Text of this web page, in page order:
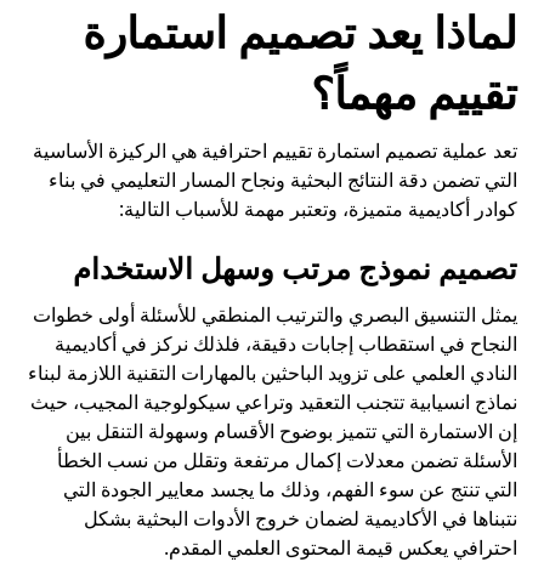
لماذا يعد تصميم استمارة
تقييم مهماً؟
تعد عملية تصميم استمارة تقييم احترافية هي الركيزة الأساسية
التي تضمن دقة النتائج البحثية ونجاح المسار التعليمي في بناء
كوادر أكاديمية متميزة، وتعتبر مهمة للأسباب التالية:
تصميم نموذج مرتب وسهل الاستخدام
يمثل التنسيق البصري والترتيب المنطقي للأسئلة أولى خطوات
النجاح في استقطاب إجابات دقيقة، فلذلك نركز في أكاديمية
النادي العلمي على تزويد الباحثين بالمهارات التقنية اللازمة لبناء
نماذج انسيابية تتجنب التعقيد وتراعي سيكولوجية المجيب، حيث
إن الاستمارة التي تتميز بوضوح الأقسام وسهولة التنقل بين
الأسئلة تضمن معدلات إكمال مرتفعة وتقلل من نسب الخطأ
التي تنتج عن سوء الفهم، وذلك ما يجسد معايير الجودة التي
نتبناها في الأكاديمية لضمان خروج الأدوات البحثية بشكل
احترافي يعكس قيمة المحتوى العلمي المقدم.